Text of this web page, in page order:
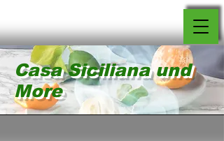
Casa Siciliana und
More